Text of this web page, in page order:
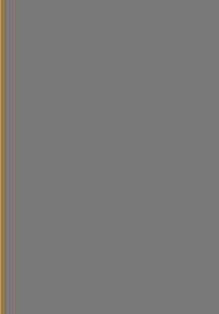
Accede
Todo
Suscripción